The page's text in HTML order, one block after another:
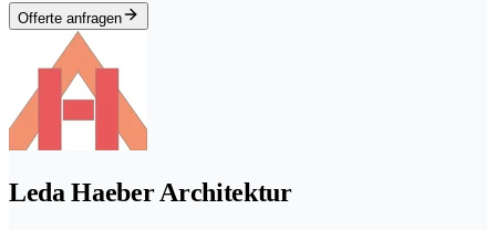
Offerte anfragen
Leda Haeber Architektur